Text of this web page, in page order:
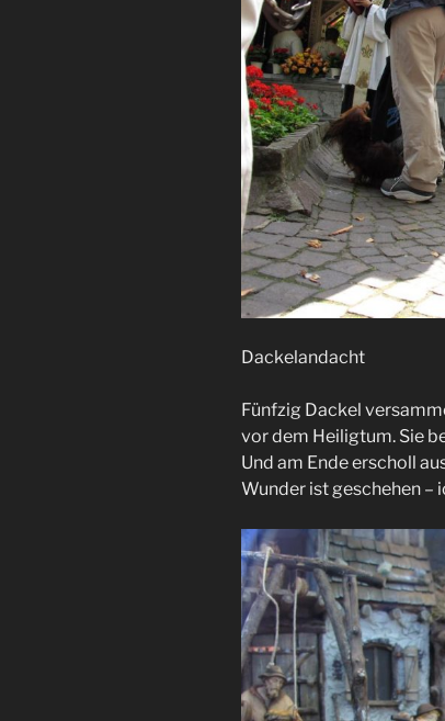
Dackelandacht
Fünfzig Dackel
vor dem Heiligtum. Sie
Und am Ende erscholl
Wunder ist geschehen –